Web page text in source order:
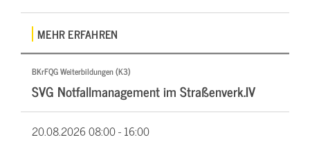
MEHR ERFAHREN
BKrFQG Weiterbildungen (K3)
SVG Notfallmanagement im Straßenverk.IV
20.08.202608:00 - 16:00